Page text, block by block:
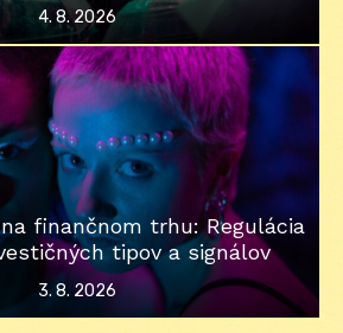
Posted
on
4. 8. 2026
finančnom trhu: Regulácia
tipov a signálov
Posted
on
3. 8. 2026